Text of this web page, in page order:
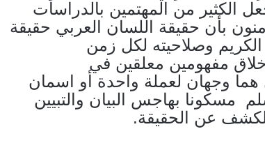
الكثير من المهتمين بالدراسات
بأن حقيقة اللسان العربي حقيقة
الكريم وصلاحيته لكل زمن
مفهومين معلقين في
هما وجهان لعملة واحدة أو اسمان
مسكونا بهاجس البيان والتبيين
عن الحقيقة.